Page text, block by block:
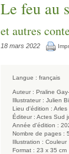
Le feu au
et autres
18 mars 2022
Langue : français
Auteur : Praline
Illustrateur : Julien
Lieu d'édition : Arles
Éditeur : Actes Sud
Année d'édition :
Nombre de pages :
Illustration : Couleur
Format : 23 x 35 cm